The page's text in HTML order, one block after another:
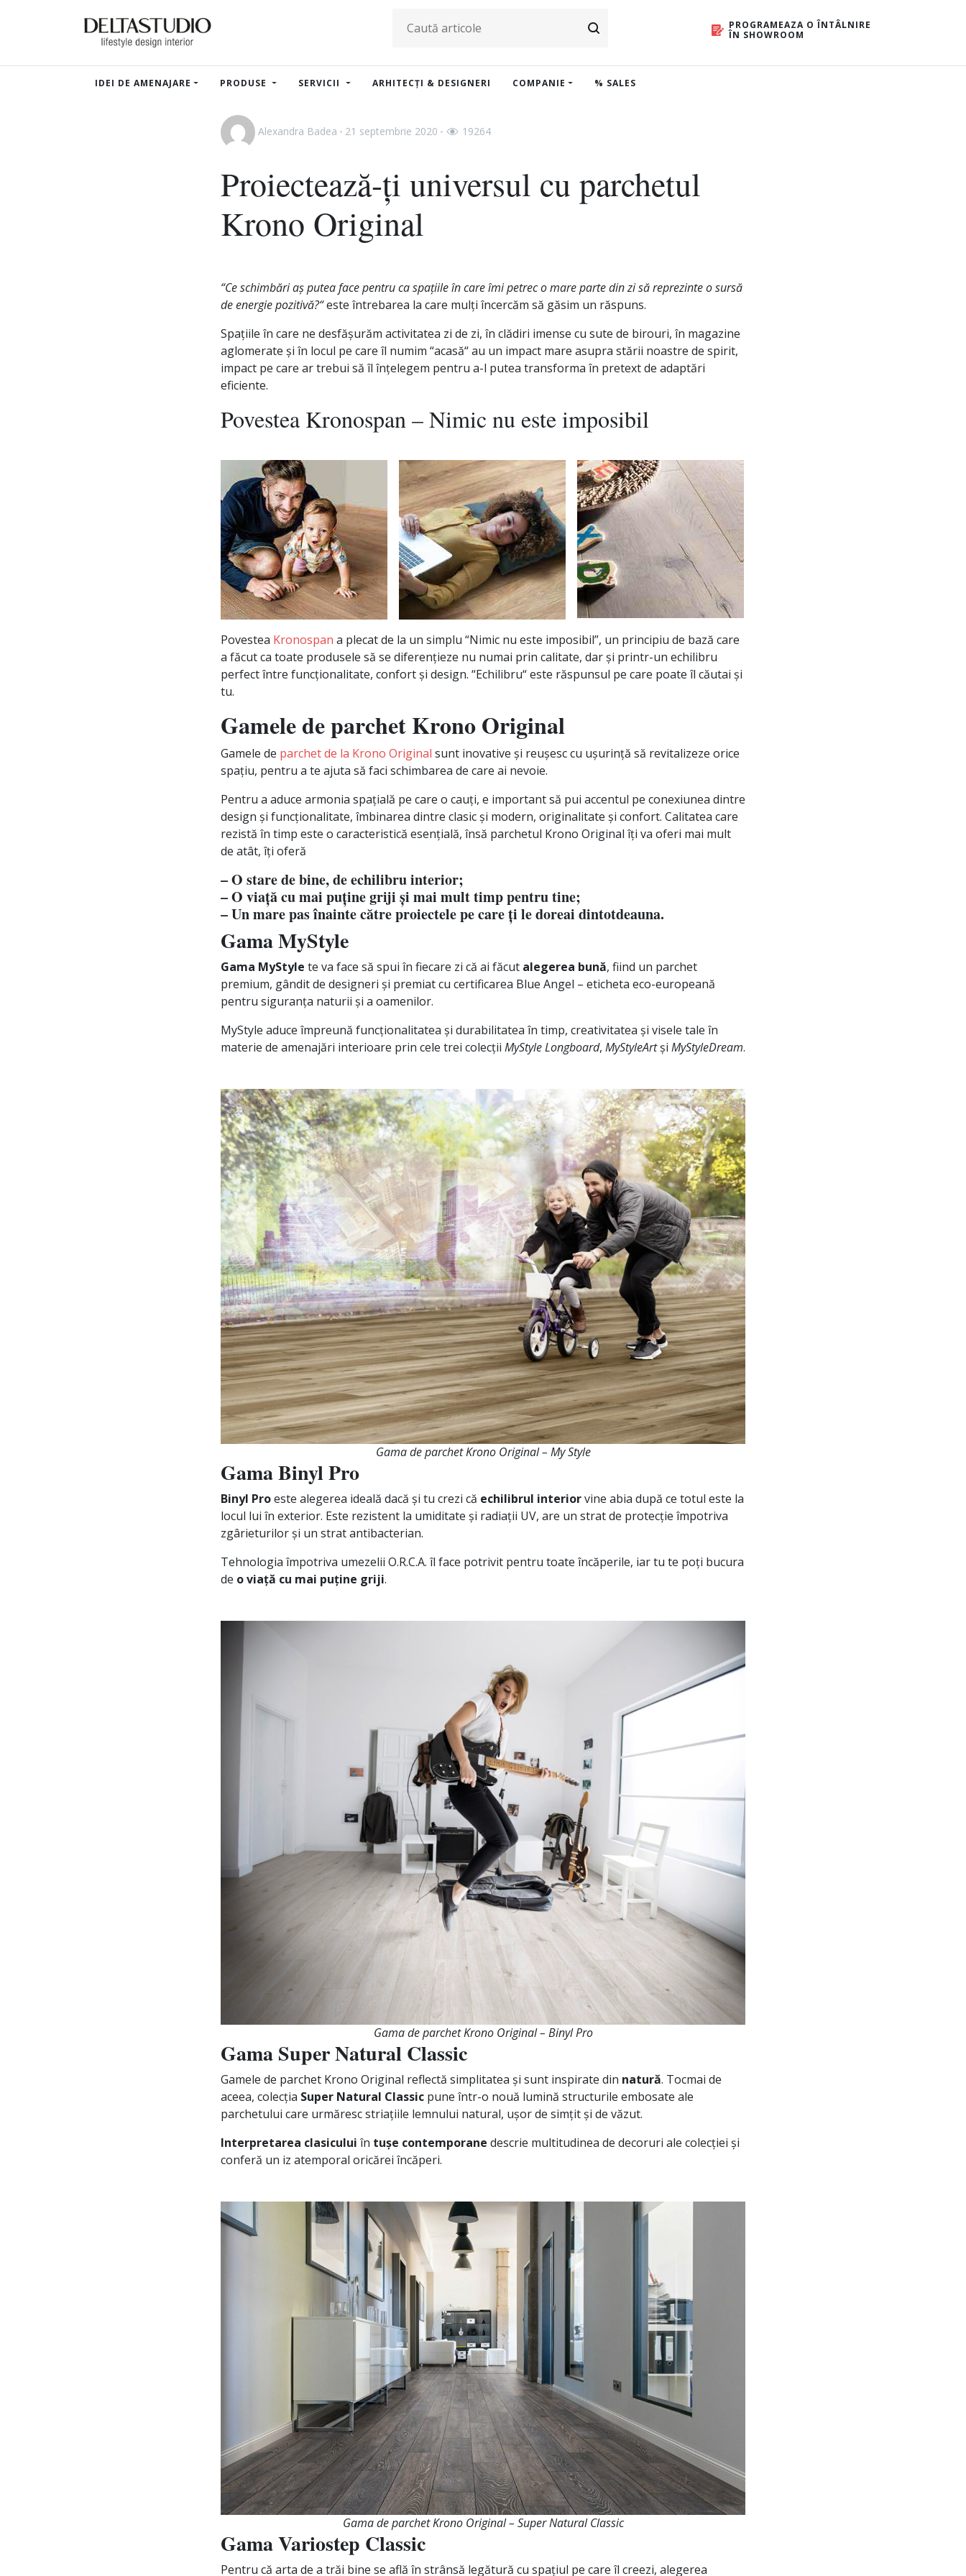
PROGRAMEAZA O ÎNTÂLNIRE
ÎN SHOWROOM
IDEI DE AMENAJARE PRODUSE SERVICII ARHITECȚI & DESIGNERI COMPANIE % SALES
Alexandra Badea 21 septembrie 2020 19264
Proiectează-ți universul cu parchetul
Krono Original
“Ce schimbări aș putea face pentru ca spațiile în care îmi petrec o mare parte din zi să reprezinte o sursă
de energie pozitivă?“este întrebarea la care mulți încercăm să găsim un răspuns.
Spațiile în care ne desfășurăm activitatea zi de zi, în clădiri imense cu sute de birouri, în magazine
aglomerate și în locul pe care îl numim “acasă“ au un impact mare asupra stării noastre de spirit,
impact pe care ar trebui să îl înțelegem pentru a-l putea transforma în pretext de adaptări
eficiente.
Povestea Kronospan – Nimic nu este imposibil
Povestea Kronospan a plecat de la un simplu “Nimic nu este imposibil”, un principiu de bază care
a făcut ca toate produsele să se diferențieze nu numai prin calitate, dar și printr-un echilibru
perfect între funcționalitate, confort și design. “Echilibru“ este răspunsul pe care poate îl căutai și
tu.
Gamele de parchet Krono Original
Gamele de parchet de la Krono Original sunt inovative și reușesc cu ușurință să revitalizeze orice
spațiu, pentru a te ajuta să faci schimbarea de care ai nevoie.
Pentru a aduce armonia spațială pe care o cauți, e important să pui accentul pe conexiunea dintre
design și funcționalitate, îmbinarea dintre clasic și modern, originalitate și confort. Calitatea care
rezistă în timp este o caracteristică esențială, însă parchetul Krono Original îți va oferi mai mult
de atât, îți oferă
– O stare de bine, de echilibru interior;
– O viață cu mai puține griji și mai mult timp pentru tine;
– Un mare pas înainte către proiectele pe care ți le doreai dintotdeauna.
Gama MyStyle
Gama MyStyle te va face să spui în fiecare zi că ai făcut alegerea bună, fiind un parchet
premium, gândit de designeri și premiat cu certificarea Blue Angel – eticheta eco-europeană
pentru siguranța naturii și a oamenilor.
MyStyle aduce împreună funcționalitatea și durabilitatea în timp, creativitatea și visele tale în
materie de amenajări interioare prin cele trei colecții MyStyle Longboard, MyStyleArtși MyStyleDream.
Gama de parchet Krono Original – My Style
Gama Binyl Pro
Binyl Proeste alegerea ideală dacă și tu crezi că echilibrul interiorvine abia după ce totul este la
locul lui în exterior. Este rezistent la umiditate și radiații UV, are un strat de protecție împotriva
zgârieturilor și un strat antibacterian.
Tehnologia împotriva umezelii O.R.C.A. îl face potrivit pentru toate încăperile, iar tu te poți bucura
de o viață cu mai puține griji.
Gama de parchet Krono Original – Binyl Pro
Gama Super Natural Classic
Gamele de parchet Krono Original reflectă simplitatea și sunt inspirate din natură. Tocmai de
aceea, colecția Super Natural Classic pune într-o nouă lumină structurile embosate ale
parchetului care urmăresc striațiile lemnului natural, ușor de simțit și de văzut.
Interpretarea clasicului în tușe contemporane descrie multitudinea de decoruri ale colecției și
conferă un iz atemporal oricărei încăperi.
Gama de parchet Krono Original – Super Natural Classic
Gama Variostep Classic
Pentru că arta de a trăi bine se află în strânsă legătură cu spațiul pe care îl creezi, alegerea